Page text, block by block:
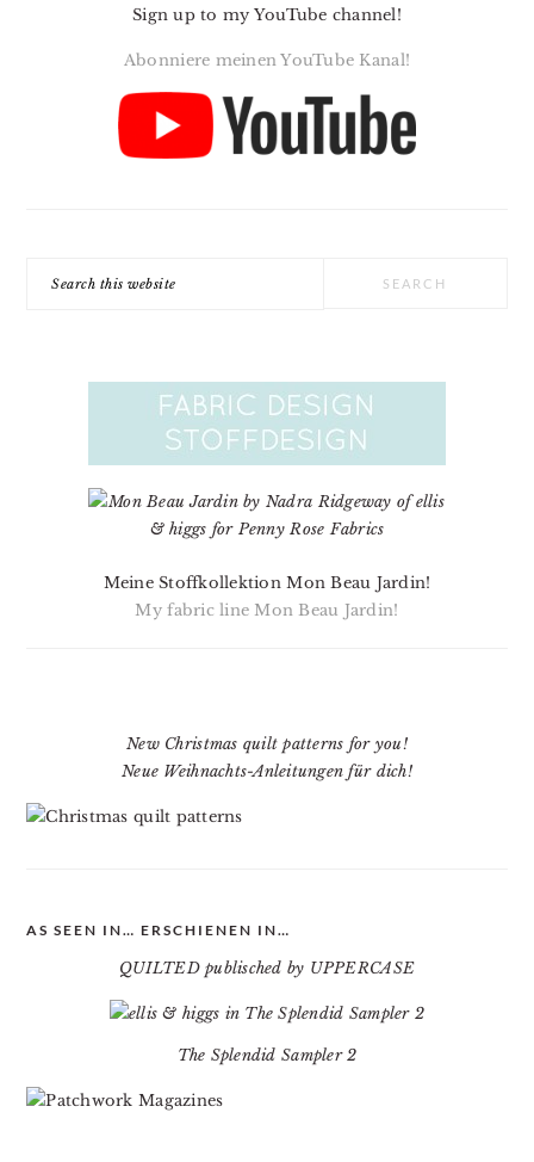
Sign up to my YouTube channel!
Abonniere meinen YouTube Kanal!
Meine Stoffkollektion Mon Beau Jardin!
My fabric line Mon Beau Jardin!
New Christmas quilt patterns for you!
Neue Weihnachts-Anleitungen für dich!
AS SEEN IN… ERSCHIENEN IN…
QUILTED publisched by UPPERCASE
The Splendid Sampler 2